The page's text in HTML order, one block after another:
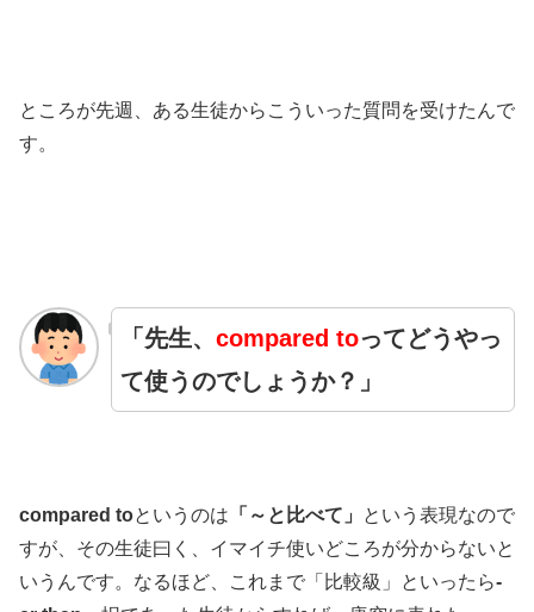
ところが先週、ある生徒からこういった質問を受けたんで
す。
「先生、 compared toってどうやっ
て使うのでしょうか？」
compared toというのは 「～と比べて」
という表現なので
すが、その生徒曰く、イマイチ使いどころが分からないと
いうんです。なるほど、これまで「比較級」といったら-